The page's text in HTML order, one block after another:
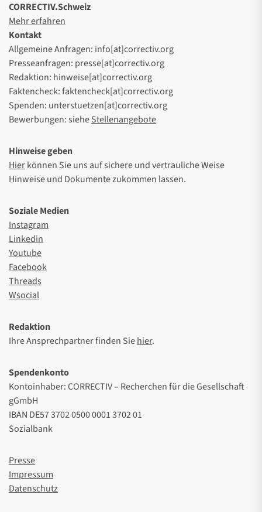
CORRECTIV.Schweiz
Mehr erfahren
Kontakt
Allgemeine Anfragen: info[at]correctiv.org
Presseanfragen: presse[at]correctiv.org
Redaktion: hinweise[at]correctiv.org
Faktencheck: faktencheck[at]correctiv.org
Spenden: unterstuetzen[at]correctiv.org
Bewerbungen: sieheStellenangebote
Hinweise geben
Hierkönnen Sie uns auf sichere und vertrauliche Weise
Hinweise und Dokumente zukommen lassen.
Soziale Medien
Instagram
Linkedin
Youtube
Facebook
Threads
Wsocial
Redaktion
Ihre Ansprechpartner finden Siehier.
Spendenkonto
Kontoinhaber: CORRECTIV – Recherchen für die Gesellschaft
gGmbH
IBAN DE57 3702 0500 0001 3702 01
Sozialbank
Presse
Impressum
Datenschutz